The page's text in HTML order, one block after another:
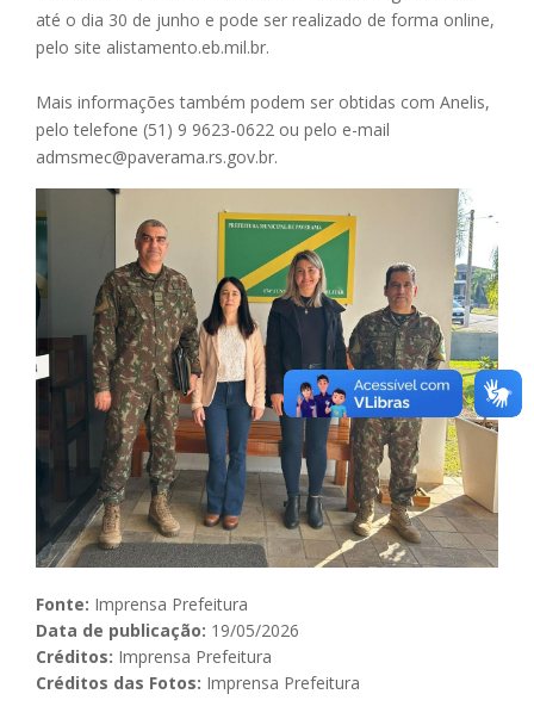
até o dia 30 de junho e pode ser realizado de forma online,
pelo site alistamento.eb.mil.br.
Mais informações também podem ser obtidas com Anelis,
pelo telefone (51) 9 9623-0622 ou pelo e-mail
admsmec@paverama.rs.gov.br.
Fonte: Imprensa Prefeitura
Data de publicação: 19/05/2026
Créditos: Imprensa Prefeitura
Créditos das Fotos: Imprensa Prefeitura